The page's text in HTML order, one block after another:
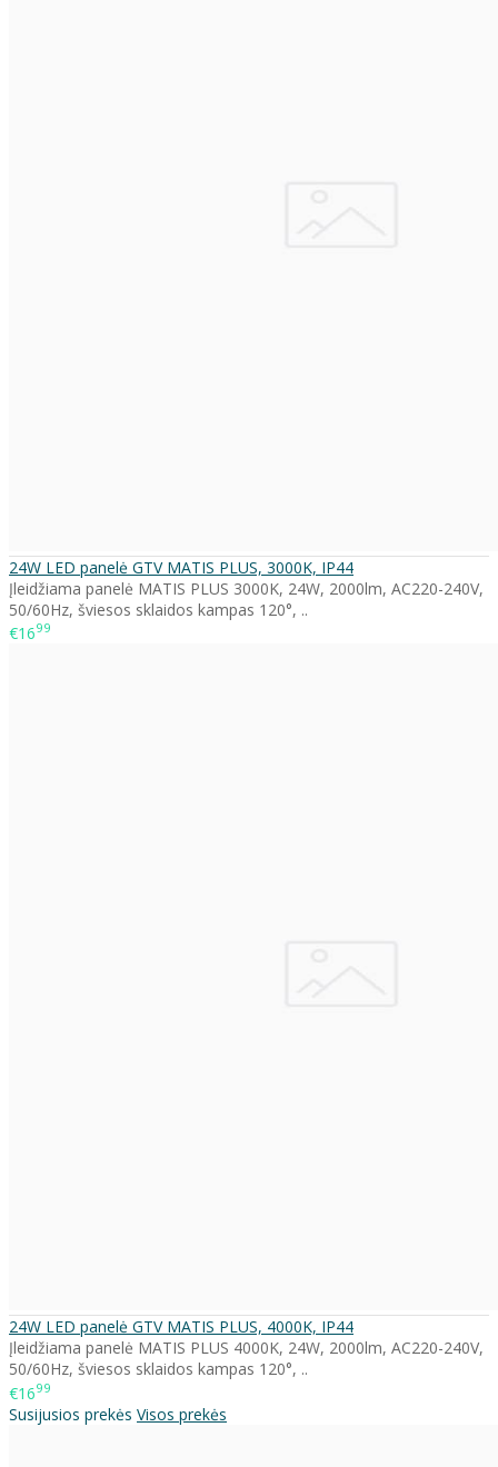
24W LED panelė GTV MATIS PLUS, 3000K, IP44
Įleidžiama panelė MATIS PLUS 3000K, 24W, 2000lm, AC220-240V,
50/60Hz, šviesos sklaidos kampas 120°, ..
€1699
24W LED panelė GTV MATIS PLUS, 4000K, IP44
Įleidžiama panelė MATIS PLUS 4000K, 24W, 2000lm, AC220-240V,
50/60Hz, šviesos sklaidos kampas 120°, ..
€1699
Susijusios prekės Visos prekės